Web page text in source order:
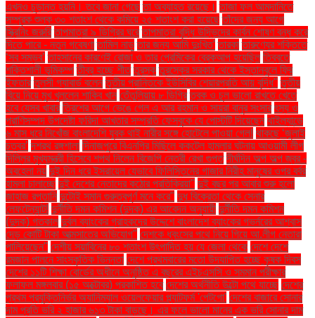
এখনও চূড়ান্ত হয়নি। তবে জানা গেছে তা অব্যাহত রয়েছে। তাজা ফল আমদানিতে
সম্পূরক শুল্ক ৩০ শতাংশ থেকে কমিয়ে ২৫ শতাংশ করা হয়েছে তাঁদের জন্য আগে
স্ক্রিনিং জরুরি তাপমাত্রা ৯ ডিগ্রির ঘরে তাপমাত্রা বৃদ্ধি উদ্ভিদের কার্বন শোষণ বন্ধ করে
দিতে পারে - নতুন গবেষণা তামিল নাড়ু তার জন্য আমি দুঃখিত' তারকা তারুণ্যের শক্তিতে
‘সব সম্ভব’ তাহসানের কারণেই রোজা ও তার প্রেমিকের ব্রেকআপ হয়েছিল তিব্বতে
শক্তিশালী ভূমিকম্প তীব্র হচ্ছে শীত তুরস্ক তুরস্কের সরকার থেকে ইস্তানবুলে ফ্রি
ইফতার তুলসী গ্যাবার্ড বলেন তৃতীয় প্রান্তিকে ইউসিবির শেয়ারপ্রতি আয় বৃদ্ধি" তৃতীয়
বিয়ে নিয়ে মুখ খুললেন শাকিব খান তেঁতুলিয়ায় ৮ ডিগ্রি ত্বক ও চুল ভালো রাখতে খেতে
হবে যেসব খাবার ত্রিশের আগে ভেঙে গেল এ আর রহমান ও সায়রা বানুর সংসার ৎস্য ও
প্রাণিসম্পদ উপদেষ্টা ফরিদা আখতার সম্প্রতি ফেসবুকে যে পোস্টটি দিয়েছেন থাইল্যান্ডে
৬ মাস ধরে নিখোঁজ বাংলাদেশি যুবক থাই নারীর সঙ্গে হোটেলে পাওয়া গেল! থাকছে ‘জুলাই
চত্বর’ দশরথ রঙ্গশালা দিনাজপুরে বিএনপির মিছিলে ককটেল হামলার ঘটনায় আওয়ামী লীগ
দিল্লির মুখ্যমন্ত্রী হিসেবে শপথ নিলেন বিজেপি নেত্রী রেখা গুপ্ত দীর্ঘদিন অল্প অল্প জ্বর -
অবহেলা নয় দুই দিন ধরে ইসরায়েল যেভাবে ফিলিস্তিনের গাজার নিরীহ মানুষের ওপর বর্বর
হামলা চালাচ্ছে দুই দেশের নেতাদের কঠোর প্রতিক্রিয়া" দুই বছর পর আবার শুরু হলো
জাহাজ রপ্তানি দুটোই সমান গুরুত্বপূর্ণ মনে করে" দুধ বিক্রেতা থেকে সেনার
লেফটেন্যান্ট! দুর্নীতি দমন কমিশন (দুদক) এর আবেদন অনুযায়ী দুর্নীতি দমন কমিশন
(দুদক) গতকাল দুর্বল ব্যাংকের গ্রাহকদের উদ্দেশে বাংলাদেশ ব্যাংকের গভর্নরের আশ্বাস
দেড় কোটি টাকা আত্মসাতের অভিযোগ" দেশকে ধ্বংসের পথে নিয়ে গিয়ে আ.লীগ নেতারা
পালিয়েছেন" দেশীয় সয়াবিনের ৮০ শতাংশ উৎপাদিত হয় যে জেলা থেকে দেশে দেশে
রমজান পালনে সাংস্কৃতিক ভিন্নতা দেশে প্রথমবারের মতো উদযাপিত হচ্ছে কৃষক দিবস
দেশের ১১টি শিক্ষা বোর্ডের অধীনে অনুষ্ঠিত এ বছরের এইচএসসি ও সমমান পরীক্ষার
ফলাফল মঙ্গলবার (১৫ অক্টোবর) প্রকাশিত হবে দেশের অর্থনীতি উল্টো পথে যাচ্ছে দেশের
প্রথম প্রযুক্তিনির্ভর অ্যানিম্যাল ওয়েলফেয়ার প্ল্যাটফর্ম 'পেটগো' দেশের বাজারে সোনার
দাম প্রতি ভরি ২ হাজার ৬১৩ টাকা বাড়ছে। এর ফলে ভালো মানের এক ভরি সোনার দাম